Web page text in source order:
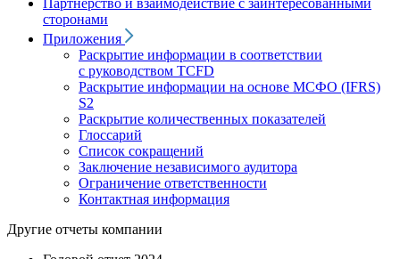
Партнерство и взаимодействие с заинтересованными
сторонами
Приложения
Раскрытие информации в соответствии
с руководством TCFD
Раскрытие информации на основе МСФО (IFRS)
S2
Раскрытие количественных показателей
Глоссарий
Список сокращений
Заключение независимого аудитора
Ограничение ответственности
Контактная информация
Другие отчеты компании